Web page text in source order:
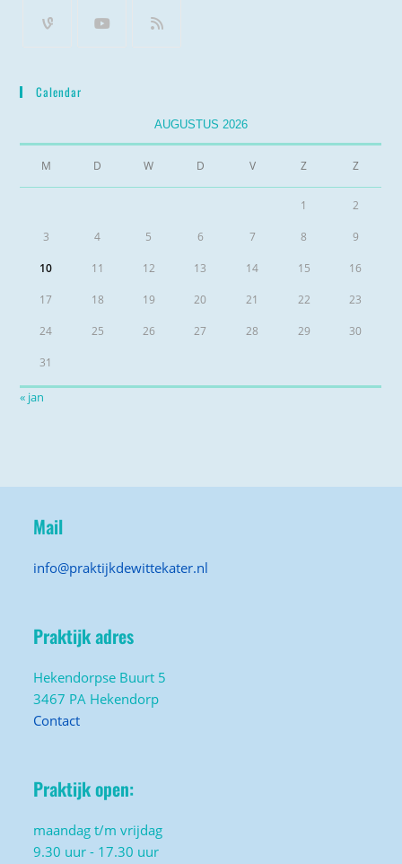
Calendar
AUGUSTUS 2026
M D W D V Z Z
1 2
3 4 5 6 7 8 9
10 11 12 13 14 15 16
17 18 19 20 21 22 23
24 25 26 27 28 29 30
31
« jan
Mail
info@praktijkdewittekater.nl
Praktijk adres
Hekendorpse Buurt 5
3467 PA Hekendorp
Contact
Praktijk open:
maandag t/m vrijdag
9.30 uur - 17.30 uur